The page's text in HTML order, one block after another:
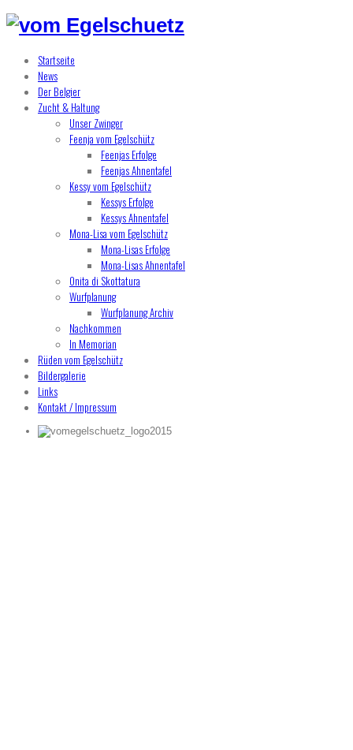
Startseite
News
Der Belgier
Zucht & Haltung
Unser Zwinger
Feenja vom Egelschütz
Feenjas Erfolge
Feenjas Ahnentafel
Kessy vom Egelschütz
Kessys Erfolge
Kessys Ahnentafel
Mona-Lisa vom Egelschütz
Mona-Lisas Erfolge
Mona-Lisas Ahnentafel
Onita di Skottatura
Wurfplanung
Wurfplanung Archiv
Nachkommen
In Memorian
Rüden vom Egelschütz
Bildergalerie
Links
Kontakt / Impressum